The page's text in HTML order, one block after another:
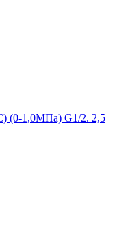
(0-1,0МПа) G1/2. 2,5